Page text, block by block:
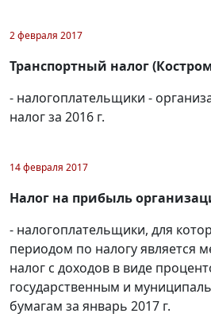
2 февраля 2017
Транспортный налог
- налогоплательщики -
налог за 2016 г.
14 февраля 2017
Налог на прибыль
- налогоплательщики, для
периодом по налогу является
налог с доходов в виде
государственным и
бумагам за январь 2017 г.